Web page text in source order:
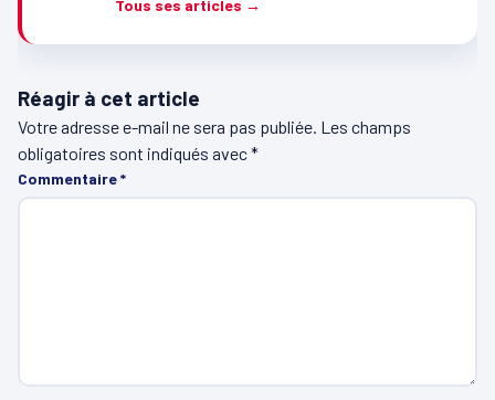
Tous ses articles →
Réagir à cet article
Votre adresse e-mail ne sera pas publiée. Les champs
obligatoires sont indiqués avec*
Commentaire*